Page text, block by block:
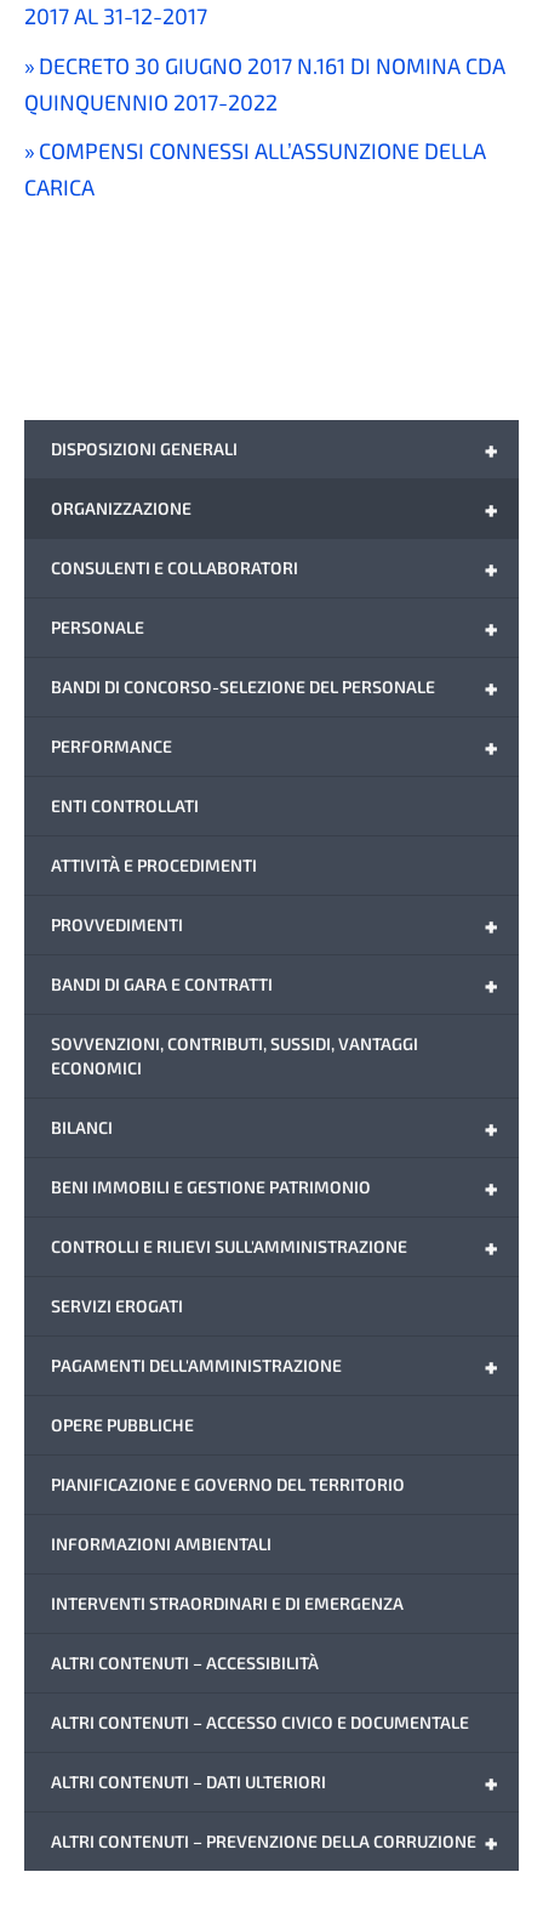
+
DISPOSIZIONI GENERALI
+
ORGANIZZAZIONE
+
CONSULENTI E COLLABORATORI
+
PERSONALE
+
BANDI DI CONCORSO-SELEZIONE DEL PERSONALE
+
PERFORMANCE
ENTI CONTROLLATI
ATTIVITÀ E PROCEDIMENTI
+
PROVVEDIMENTI
+
BANDI DI GARA E CONTRATTI
SOVVENZIONI, CONTRIBUTI, SUSSIDI, VANTAGGI
ECONOMICI
+
BILANCI
+
BENI IMMOBILI E GESTIONE PATRIMONIO
+
CONTROLLI E RILIEVI SULL'AMMINISTRAZIONE
SERVIZI EROGATI
+
PAGAMENTI DELL'AMMINISTRAZIONE
OPERE PUBBLICHE
PIANIFICAZIONE E GOVERNO DEL TERRITORIO
INFORMAZIONI AMBIENTALI
INTERVENTI STRAORDINARI E DI EMERGENZA
ALTRI CONTENUTI – ACCESSIBILITÀ
ALTRI CONTENUTI – ACCESSO CIVICO E DOCUMENTALE
+
ALTRI CONTENUTI – DATI ULTERIORI
+
ALTRI CONTENUTI – PREVENZIONE DELLA CORRUZIONE
2017 AL 31-12-2017
DECRETO 30 GIUGNO 2017 N.161 DI NOMINA CDA
QUINQUENNIO 2017-2022
COMPENSI CONNESSI ALL’ASSUNZIONE DELLA
CARICA